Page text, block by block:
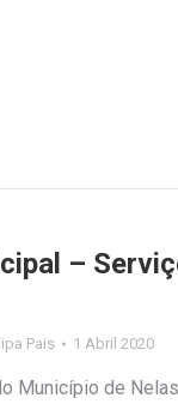
–
Pais 1 Abril 2020
Município de